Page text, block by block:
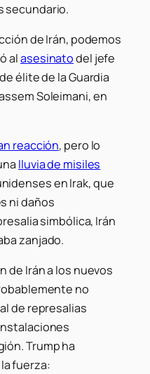
secundario.
de Irán, podemos
alasesinatodel jefe
élite de la Guardia
Soleimani, en
reacción, pero lo
lluvia de misiles
en Irak, que
ni daños
simbólica, Irán
zanjado.
de Irán a los nuevos
no
de represalias
Trump ha
fuerza: